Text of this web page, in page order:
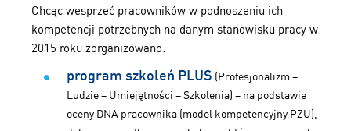
Chcąc wesprzeć pracowników w podnoszeniu ich
kompetencji potrzebnych na danym stanowisku pracy w
2015 roku zorganizowano:
program szkoleń PLUS (Profesjonalizm –
Ludzie – Umiejętności – Szkolenia) – na podstawie
oceny DNA pracownika (model kompetencyjny PZU),